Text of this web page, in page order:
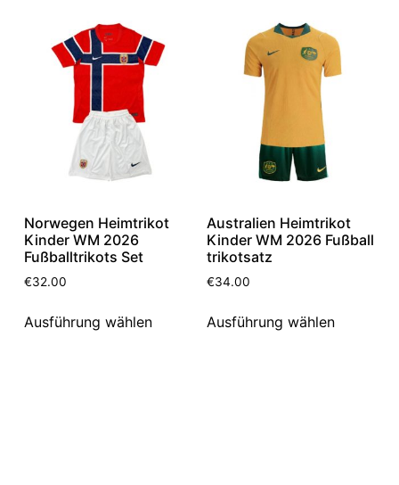
Norwegen Heimtrikot
Kinder WM 2026
Fußballtrikots Set
€32.00
Ausführung wählen
Australien Heimtrikot
Kinder WM 2026 Fußball
trikotsatz
€34.00
Ausführung wählen